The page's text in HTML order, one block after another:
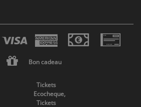
Bon cadeau
Tickets
Ecocheque,
Tickets